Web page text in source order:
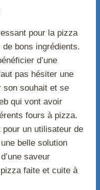
pour la pizza
de bons ingrédients.
d’une
pas hésiter une
son souhait et se
qui vont avoir
fours à pizza.
un utilisateur de
belle solution
saveur
faite et cuite à